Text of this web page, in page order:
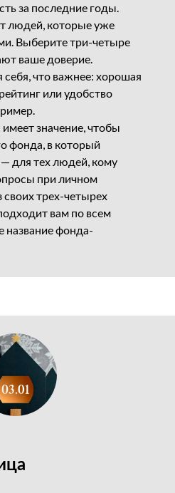
за последние годы.
людей, которые уже
Выберите три-четыре
ваше доверие.
себя, что важнее: хорошая
или удобство
значение, чтобы
фонда, в который
для тех людей, кому
при личном
трех-четырех
вам по всем
название фонда-